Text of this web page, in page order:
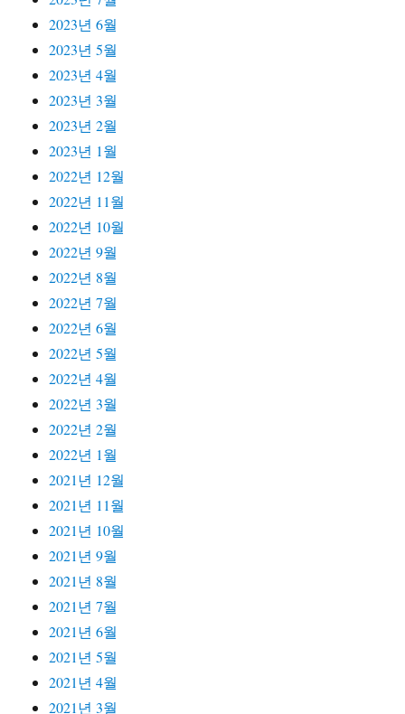
2023년 6월
2023년 5월
2023년 4월
2023년 3월
2023년 2월
2023년 1월
2022년 12월
2022년 11월
2022년 10월
2022년 9월
2022년 8월
2022년 7월
2022년 6월
2022년 5월
2022년 4월
2022년 3월
2022년 2월
2022년 1월
2021년 12월
2021년 11월
2021년 10월
2021년 9월
2021년 8월
2021년 7월
2021년 6월
2021년 5월
2021년 4월
2021년 3월